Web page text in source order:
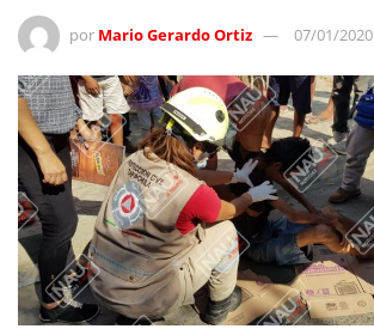
por Mario Gerardo Ortiz 07/01/2020